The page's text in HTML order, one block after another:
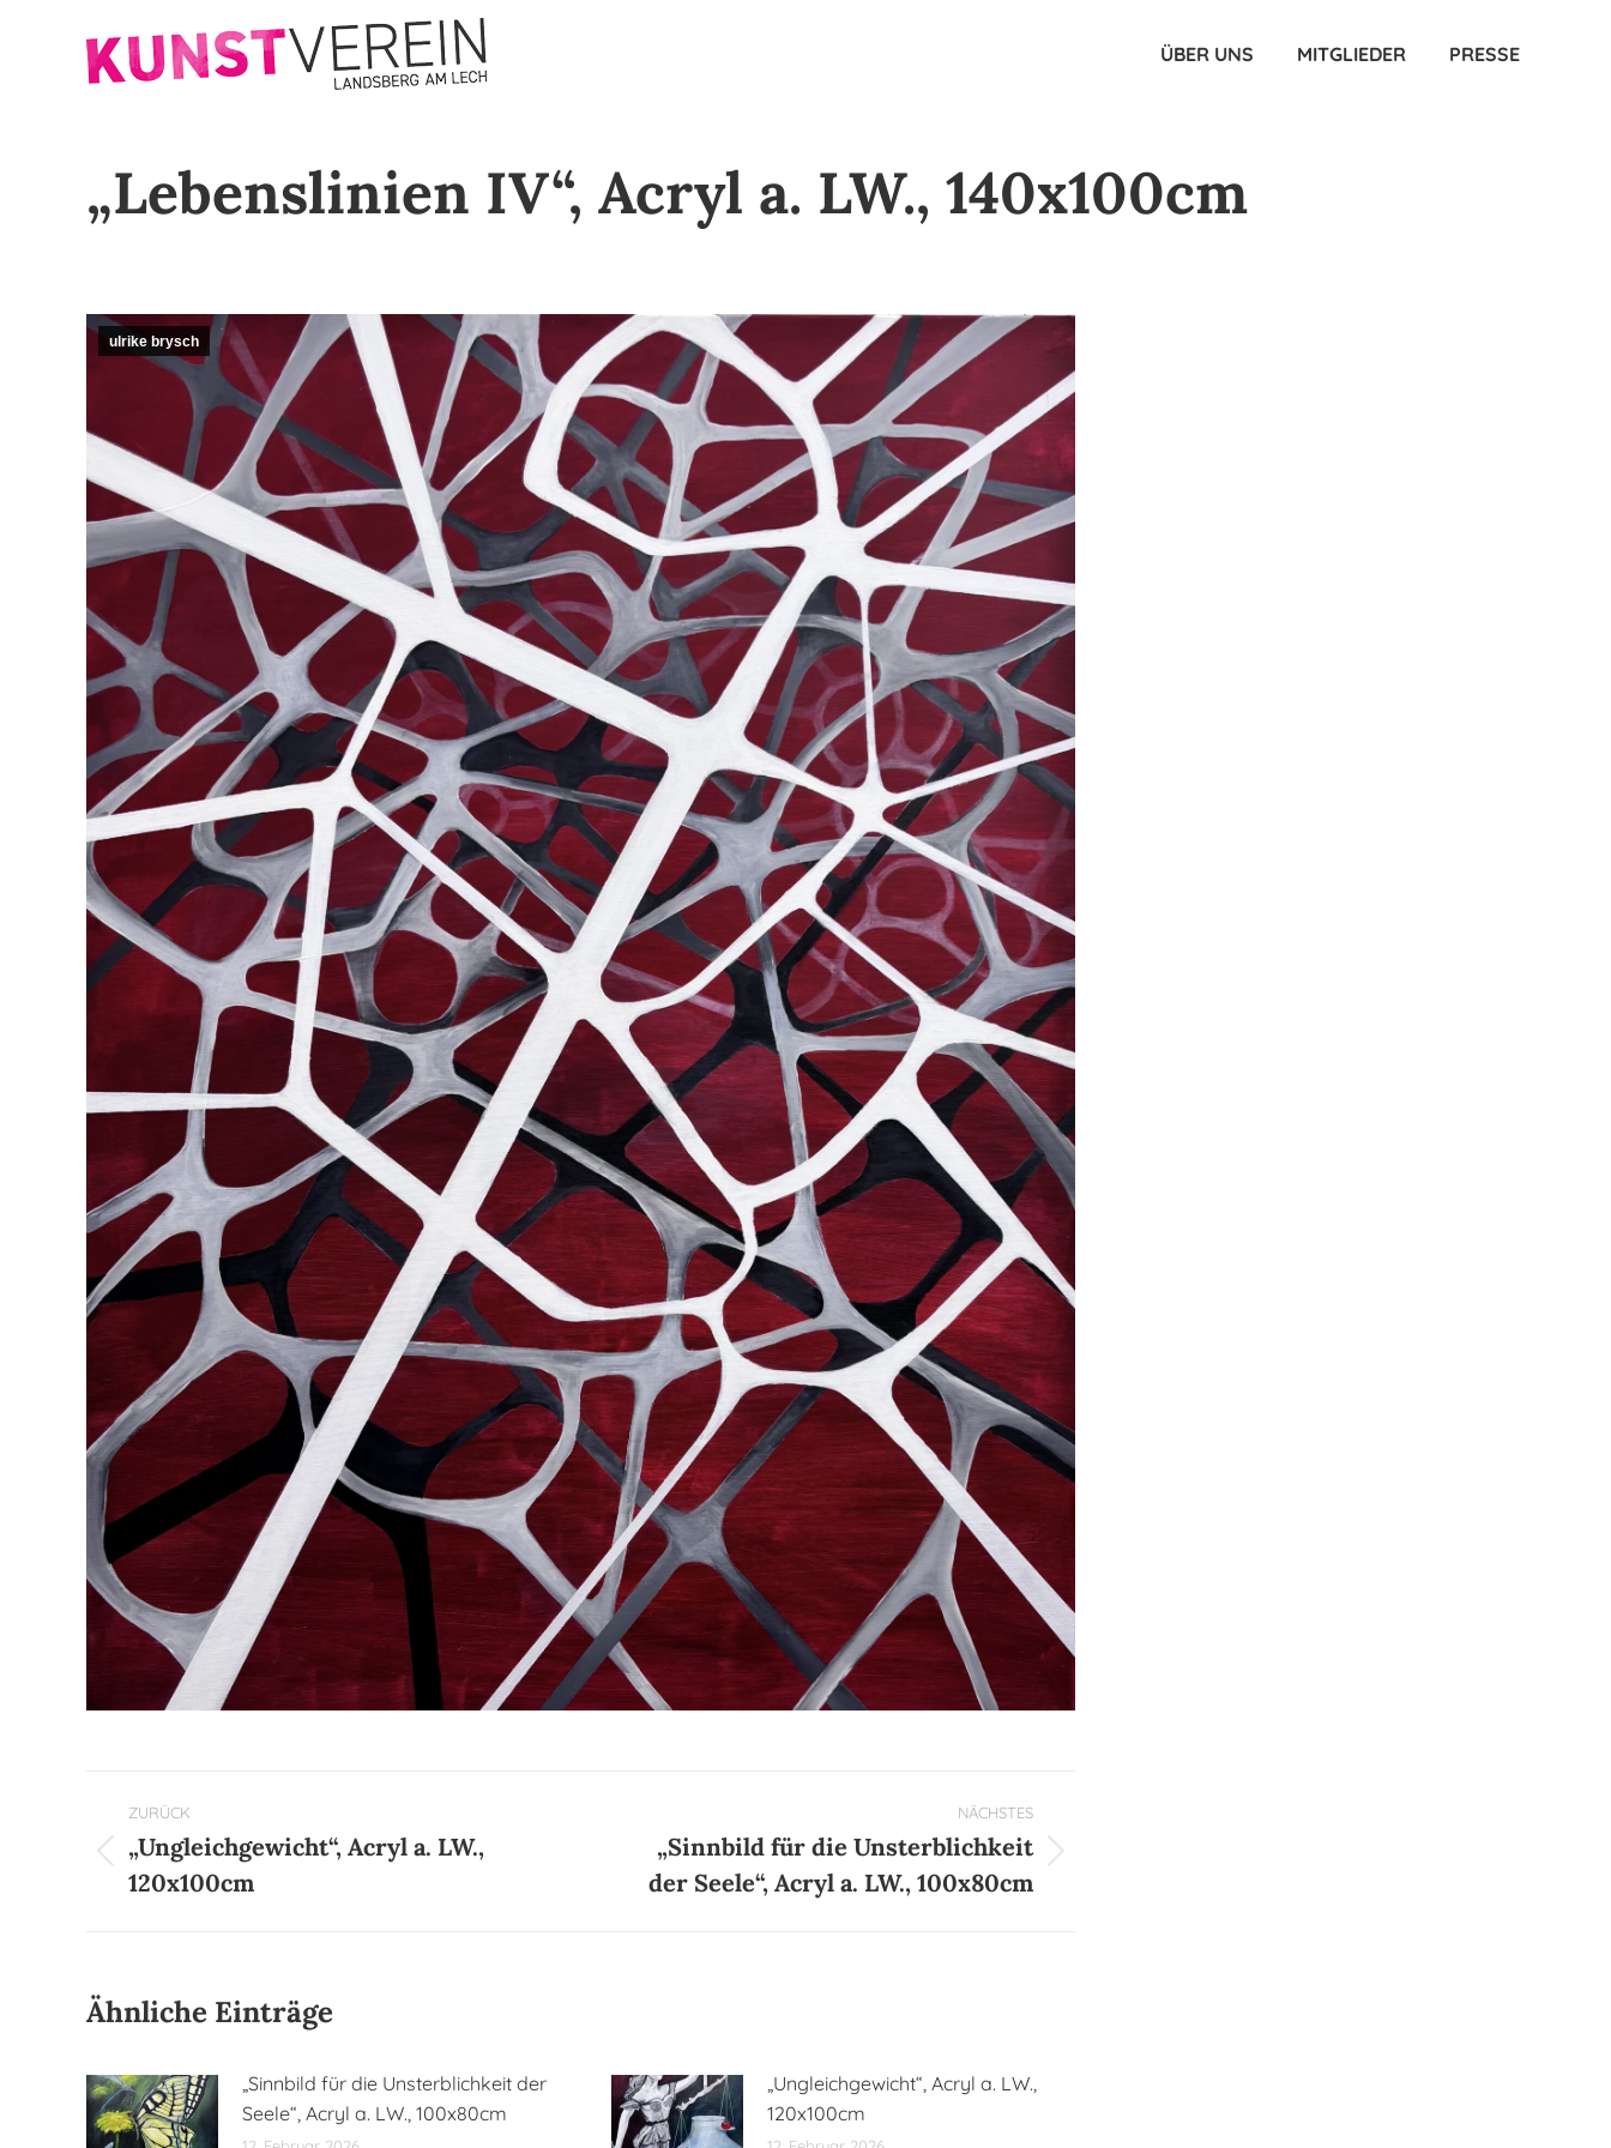
ÜBER UNS MITGLIEDER PRESSE
„Lebenslinien IV“, Acryl a. LW., 140x100cm
ulrike brysch
Kommentarnavigation
ZURÜCK
Vorheriger
Beitrag:
„Ungleichgewicht“, Acryl a. LW.,
120x100cm
NÄCHSTES
Nächster
Beitrag:
„Sinnbild für die Unsterblichkeit
der Seele“, Acryl a. LW., 100x80cm
Ähnliche Einträge
„Sinnbild für die Unsterblichkeit der
Seele“, Acryl a. LW., 100x80cm
„Ungleichgewicht“, Acryl a. LW.,
120x100cm